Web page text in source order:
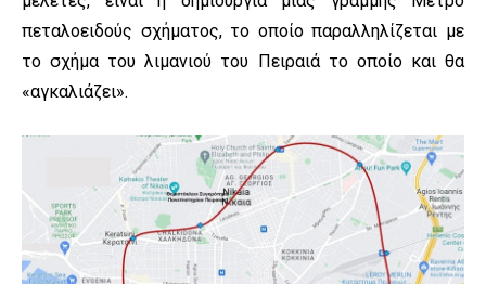
πεταλοειδούς σχήματος, το οποίο παραλληλίζεται με
το σχήμα του λιμανιού του Πειραιά το οποίο και θα
«αγκαλιάζει».